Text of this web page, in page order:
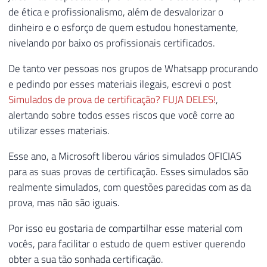
de ética e profissionalismo, além de desvalorizar o
dinheiro e o esforço de quem estudou honestamente,
nivelando por baixo os profissionais certificados.
De tanto ver pessoas nos grupos de Whatsapp procurando
e pedindo por esses materiais ilegais, escrevi o post
Simulados de prova de certificação? FUJA DELES!,
alertando sobre todos esses riscos que você corre ao
utilizar esses materiais.
Esse ano, a Microsoft liberou vários simulados OFICIAS
para as suas provas de certificação. Esses simulados são
realmente simulados, com questões parecidas com as da
prova, mas não são iguais.
Por isso eu gostaria de compartilhar esse material com
vocês, para facilitar o estudo de quem estiver querendo
obter a sua tão sonhada certificação.